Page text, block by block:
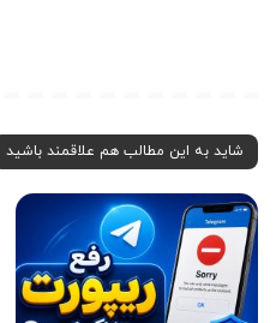
شاید به این مطالب هم علاقمند باشید